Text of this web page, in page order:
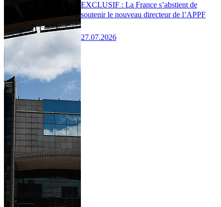
EXCLUSIF : La France s’abstient de
soutenir le nouveau directeur de l’APPF
27.07.2026